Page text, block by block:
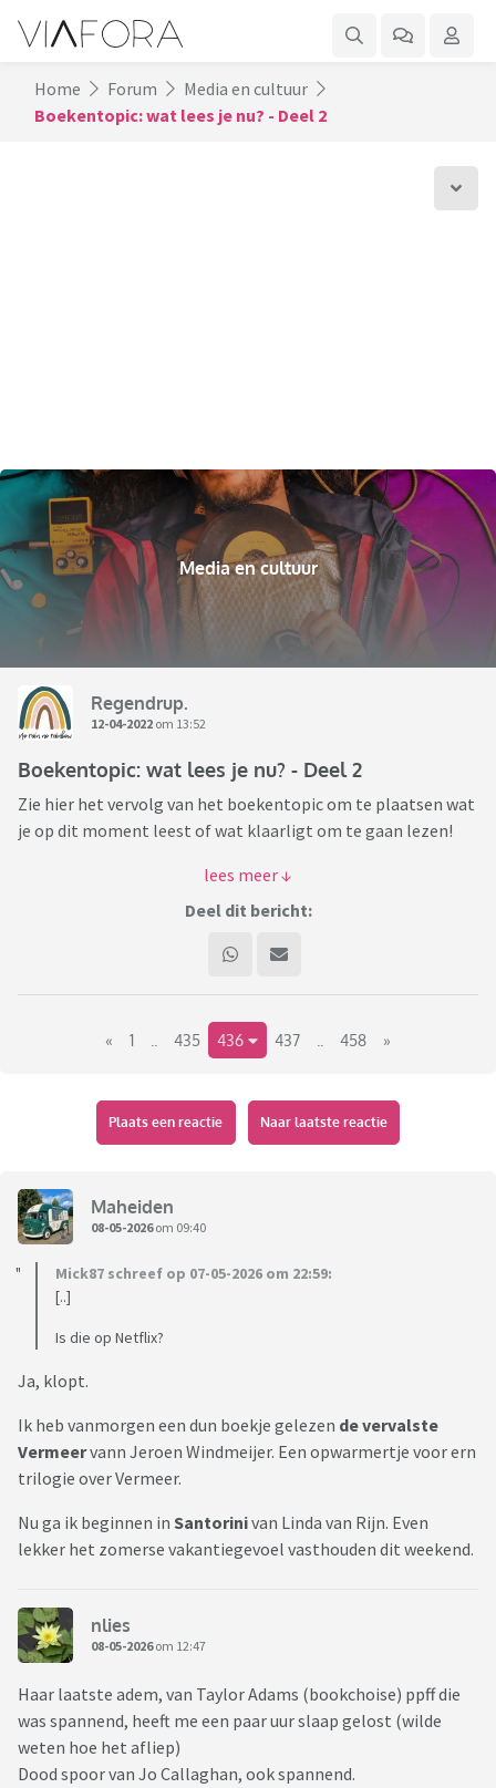
Home Forum
Media en cultuur
Boekentopic: wat lees je nu? - Deel 2
Media en cultuur
Regendrup.
12-04-2022 om 13:52
Boekentopic: wat lees je nu? - Deel 2
Zie hier het vervolg van het boekentopic om te plaatsen wat
je op dit moment leest of wat klaarligt om te gaan lezen!
Eventueel kun je erbij schrijven wat je er tot nu toe van vindt
of waarom je ervoor gekozen hebt dit boek te gaan lezen.
https://www.viafora.nl/forum/media-en-
Deel dit bericht:
« 1 435 436 437 458 »
Plaats een reactie Naar laatste reactie
Maheiden
08-05-2026om 09:40
Mick87 schreef op 07-05-2026 om 22:59:
[..]
Is die op Netflix?
Ja, klopt.
Ik heb vanmorgen een dun boekje gelezen de vervalste
Vermeervann Jeroen Windmeijer. Een opwarmertje voor ern
trilogie over Vermeer.
Nu ga ik beginnen in Santorinivan Linda van Rijn. Even
lekker het zomerse vakantiegevoel vasthouden dit weekend.
nlies
08-05-2026om 12:47
Haar laatste adem, van Taylor Adams (bookchoise) ppff die
was spannend, heeft me een paar uur slaap gelost (wilde
weten hoe het afliep)
Dood spoor van Jo Callaghan, ook spannend.